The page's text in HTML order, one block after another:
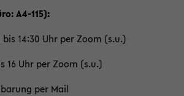
A4-​115):
14:30 Uhr per Zoom (s.u.)
16 Uhr per Zoom (s.u.)
per Mail